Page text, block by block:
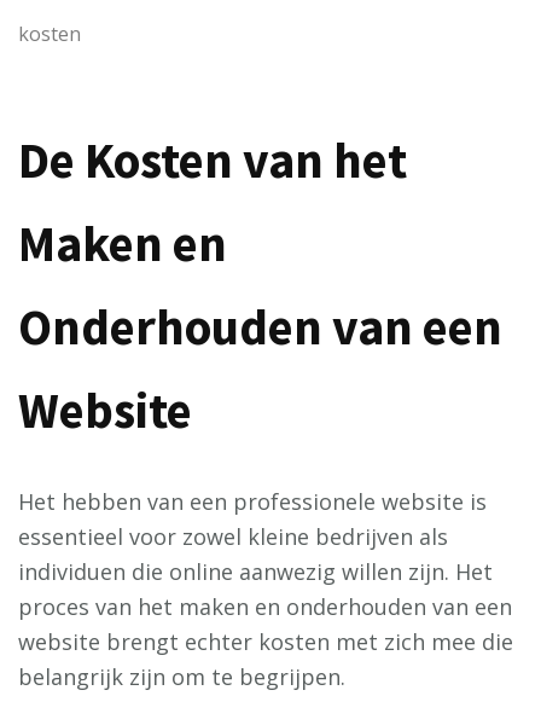
kosten
De Kosten van het
Maken en
Onderhouden van een
Website
Het hebben van een professionele website is
essentieel voor zowel kleine bedrijven als
individuen die online aanwezig willen zijn. Het
proces van het maken en onderhouden van een
website brengt echter kosten met zich mee die
belangrijk zijn om te begrijpen.